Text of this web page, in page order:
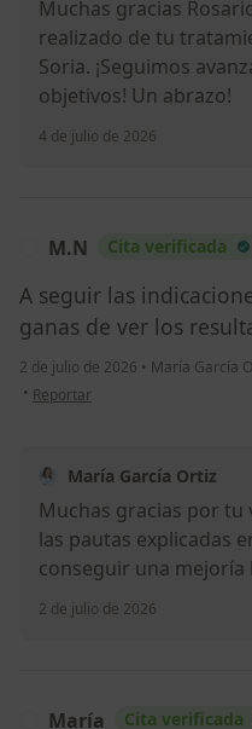
Muchas gracias
realizado de tu
Soria. ¡Seguimos
objetivos! Un abrazo!
4 de julio de 2026
M.N Cita verificada
A seguir las
ganas de ver los
2 de julio de 2026 • María García
• en opinión del usuario M.N
Reportar
María García Ortiz
Muchas gracias por
las pautas explicadas
conseguir una mejoría
2 de julio de 2026
María Cita verificada